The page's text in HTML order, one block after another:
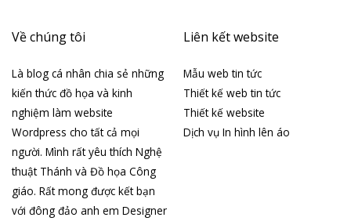
Về chúng tôi
Là blog cá nhân chia sẻ những
kiến thức đồ họa và kinh
nghiệm làm website
Wordpress cho tất cả mọi
người. Mình rất yêu thích Nghệ
thuật Thánh và Đồ họa Công
giáo. Rất mong được kết bạn
với đông đảo anh em Designer
Liên kết website
Mẫu web tin tức
Thiết kế web tin tức
Thiết kế website
Dịch vụ In hình lên áo